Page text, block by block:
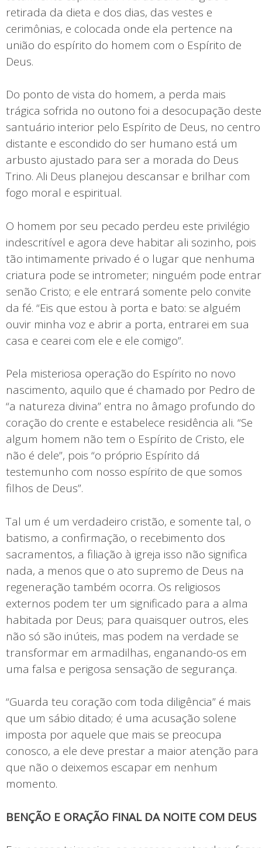
retirada da dieta e dos dias, das vestes e
cerimônias, e colocada onde ela pertence na
união do espírito do homem com o Espírito de
Deus.
Do ponto de vista do homem, a perda mais
trágica sofrida no outono foi a desocupação deste
santuário interior pelo Espírito de Deus, no centro
distante e escondido do ser humano está um
arbusto ajustado para ser a morada do Deus
Trino. Ali Deus planejou descansar e brilhar com
fogo moral e espiritual.
O homem por seu pecado perdeu este privilégio
indescritível e agora deve habitar ali sozinho, pois
tão intimamente privado é o lugar que nenhuma
criatura pode se intrometer; ninguém pode entrar
senão Cristo; e ele entrará somente pelo convite
da fé. “Eis que estou à porta e bato: se alguém
ouvir minha voz e abrir a porta, entrarei em sua
casa e cearei com ele e ele comigo”.
Pela misteriosa operação do Espírito no novo
nascimento, aquilo que é chamado por Pedro de
“a natureza divina” entra no âmago profundo do
coração do crente e estabelece residência ali. “Se
algum homem não tem o Espírito de Cristo, ele
não é dele”, pois “o próprio Espírito dá
testemunho com nosso espírito de que somos
filhos de Deus”.
Tal um é um verdadeiro cristão, e somente tal, o
batismo, a confirmação, o recebimento dos
sacramentos, a filiação à igreja isso não significa
nada, a menos que o ato supremo de Deus na
regeneração também ocorra. Os religiosos
externos podem ter um significado para a alma
habitada por Deus; para quaisquer outros, eles
não só são inúteis, mas podem na verdade se
transformar em armadilhas, enganando-os em
uma falsa e perigosa sensação de segurança.
“Guarda teu coração com toda diligência” é mais
que um sábio ditado; é uma acusação solene
imposta por aquele que mais se preocupa
conosco, a ele deve prestar a maior atenção para
que não o deixemos escapar em nenhum
momento.
BENÇÃO E ORAÇÃO FINAL DA NOITE COM DEUS